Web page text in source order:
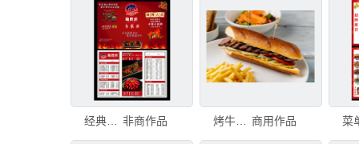
非商作品 烤牛排三明治配薯条，放在白色瓷盘上 商用作品 菜